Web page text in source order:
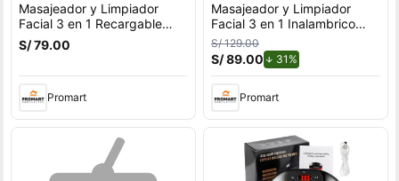
Masajeador y Limpiador
Facial 3 en 1 Recargable
GBL-737
S/ 79.00
Promart
Masajeador y Limpiador
Facial 3 en 1 Inalambrico
Recargable GBL-737
S/ 129.00
S/ 89.00 31%de descuento.
Promart